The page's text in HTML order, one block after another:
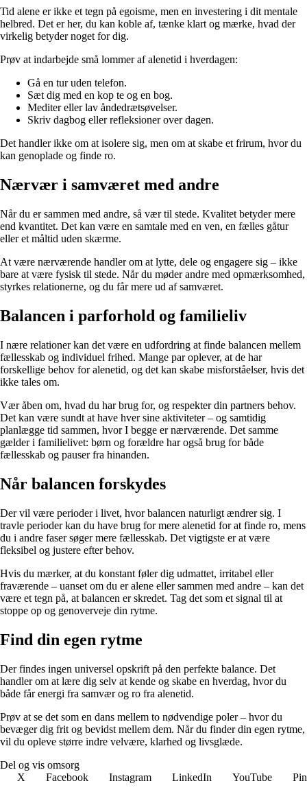
Tid alene er ikke et tegn på egoisme, men en investering i dit mentale
helbred. Det er her, du kan koble af, tænke klart og mærke, hvad der
virkelig betyder noget for dig.
Prøv at indarbejde små lommer af alenetid i hverdagen:
Gå en tur uden telefon.
Sæt dig med en kop te og en bog.
Mediter eller lav åndedrætsøvelser.
Skriv dagbog eller refleksioner over dagen.
Det handler ikke om at isolere sig, men om at skabe et frirum, hvor du
kan genoplade og finde ro.
Nærvær i samværet med andre
Når du er sammen med andre, så vær til stede. Kvalitet betyder mere
end kvantitet. Det kan være en samtale med en ven, en fælles gåtur
eller et måltid uden skærme.
At være nærværende handler om at lytte, dele og engagere sig – ikke
bare at være fysisk til stede. Når du møder andre med opmærksomhed,
styrkes relationerne, og du får mere ud af samværet.
Balancen i parforhold og familieliv
I nære relationer kan det være en udfordring at finde balancen mellem
fællesskab og individuel frihed. Mange par oplever, at de har
forskellige behov for alenetid, og det kan skabe misforståelser, hvis det
ikke tales om.
Vær åben om, hvad du har brug for, og respekter din partners behov.
Det kan være sundt at have hver sine aktiviteter – og samtidig
planlægge tid sammen, hvor I begge er nærværende. Det samme
gælder i familielivet: børn og forældre har også brug for både
fællesskab og pauser fra hinanden.
Når balancen forskydes
Der vil være perioder i livet, hvor balancen naturligt ændrer sig. I
travle perioder kan du have brug for mere alenetid for at finde ro, mens
du i andre faser søger mere fællesskab. Det vigtigste er at være
fleksibel og justere efter behov.
Hvis du mærker, at du konstant føler dig udmattet, irritabel eller
fraværende – uanset om du er alene eller sammen med andre – kan det
være et tegn på, at balancen er skredet. Tag det som et signal til at
stoppe op og genoverveje din rytme.
Find din egen rytme
Der findes ingen universel opskrift på den perfekte balance. Det
handler om at lære dig selv at kende og skabe en hverdag, hvor du
både får energi fra samvær og ro fra alenetid.
Prøv at se det som en dans mellem to nødvendige poler – hvor du
bevæger dig frit og bevidst mellem dem. Når du finder din egen rytme,
vil du opleve større indre velvære, klarhed og livsglæde.
Del og vis omsorg
X
Facebook Instagram LinkedIn YouTube